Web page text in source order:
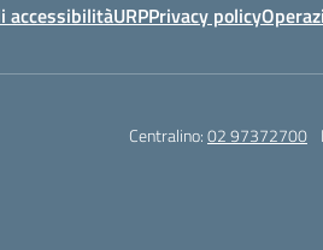
accessibilitàURPPrivacy policy
Centralino:02 97372700